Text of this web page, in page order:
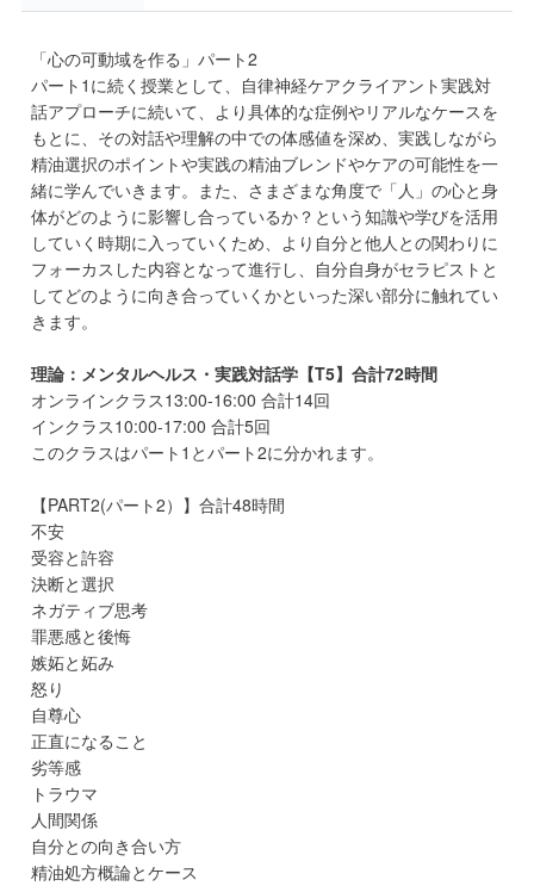
「心の可動域を作る」パート2
パート1に続く授業として、自律神経ケアクライアント実践対
話アプローチに続いて、より具体的な症例やリアルなケースを
もとに、その対話や理解の中での体感値を深め、実践しながら
精油選択のポイントや実践の精油ブレンドやケアの可能性を一
緒に学んでいきます。また、さまざまな角度で「人」の心と身
体がどのように影響し合っているか？という知識や学びを活用
していく時期に入っていくため、より自分と他人との関わりに
フォーカスした内容となって進行し、自分自身がセラピストと
してどのように向き合っていくかといった深い部分に触れてい
きます。
理論：メンタルヘルス・実践対話学【T5】合計72時間
オンラインクラス13:00-16:00 合計14回
インクラス10:00-17:00 合計5回
このクラスはパート1とパート2に分かれます。
【PART2(パート2）】合計48時間
不安
受容と許容
決断と選択
ネガティブ思考
罪悪感と後悔
嫉妬と妬み
怒り
自尊心
正直になること
劣等感
トラウマ
人間関係
自分との向き合い方
精油処方概論とケース